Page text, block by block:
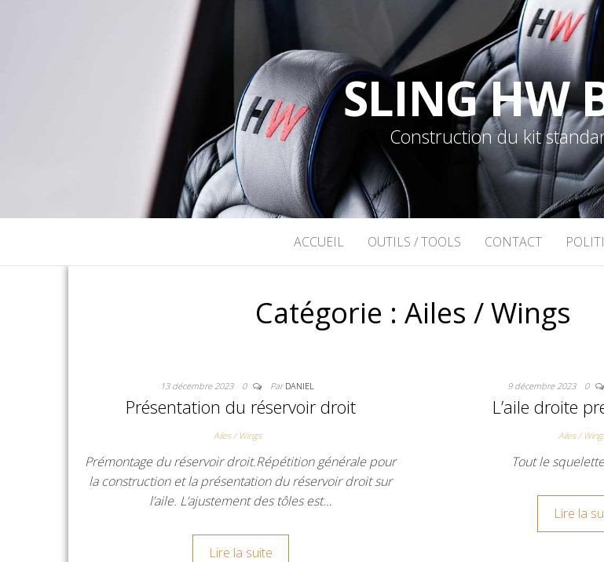
SLING HW
Construction du kit
ACCUEIL OUTILS / TOOLS CONTACT
Catégorie : Ailes / Wings
13 décembre 2023 0 ParDANIEL
Présentation du réservoir droit
Ailes / Wings
Prémontage du réservoir droit.Répétition générale pour
la construction et la présentation du réservoir droit sur
l’aile. L’ajustement des tôles est…
Lire la suite
9 décembre 2023 0
L’aile droite
Ailes /
Tout le
Lire la